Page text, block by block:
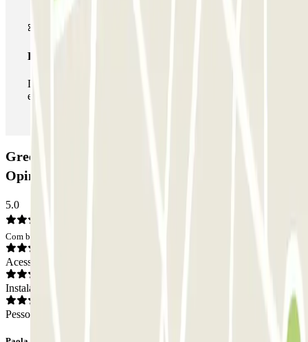
Passe ilimitado
Durante a sua estadia, pode entrar e sair do parque de
estacionamento as vezes que quiser.
Green Parking Malpensa - Car Valet - Scoperto:
Opiniões
5.0
Com base em 1 opiniões
Acesso
Instalações
Pessoal